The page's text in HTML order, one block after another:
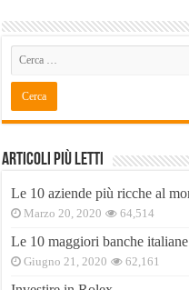
Articoli Più Letti
Le 10 aziende più ricche al
Marzo 20, 2020 64,514
Le 10 maggiori banche
Giugno 21, 2020 62,161